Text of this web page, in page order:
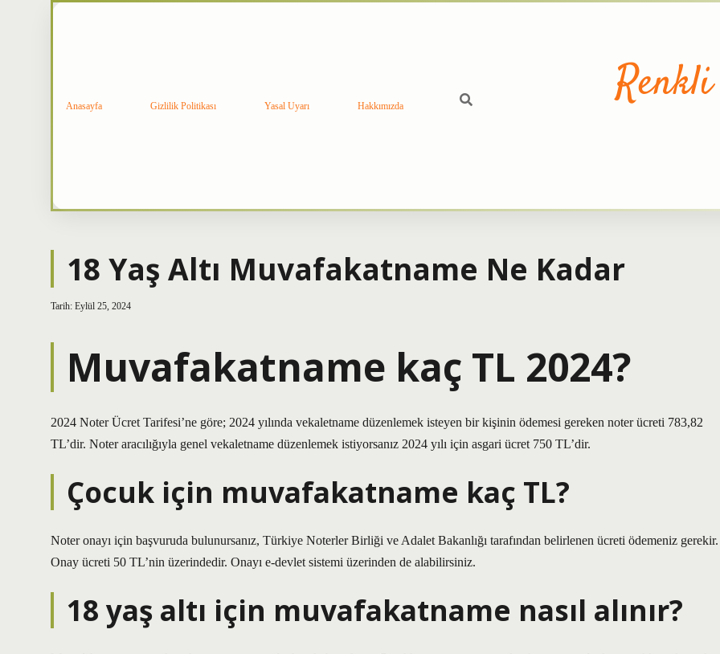
Anasayfa Gizlilik Politikası Yasal Uyarı Hakkımızda
18 Yaş Altı Muvafakatname Ne Kadar
Tarih: Eylül 25, 2024
Muvafakatname kaç TL 2024?
2024 Noter Ücret Tarifesi’ne göre; 2024 yılında vekaletname düzenlemek isteyen bir kişinin ödemesi gereken noter ücreti 783,82
TL’dir. Noter aracılığıyla genel vekaletname düzenlemek istiyorsanız 2024 yılı için asgari ücret 750 TL’dir.
Çocuk için muvafakatname kaç TL?
Noter onayı için başvuruda bulunursanız, Türkiye Noterler Birliği ve Adalet Bakanlığı tarafından belirlenen ücreti ödemeniz gerekir.
Onay ücreti 50 TL’nin üzerindedir. Onayı e-devlet sistemi üzerinden de alabilirsiniz.
18 yaş altı için muvafakatname nasıl alınır?